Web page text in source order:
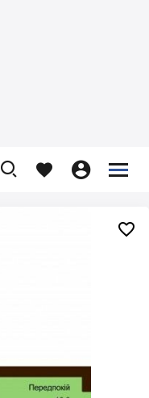
   


